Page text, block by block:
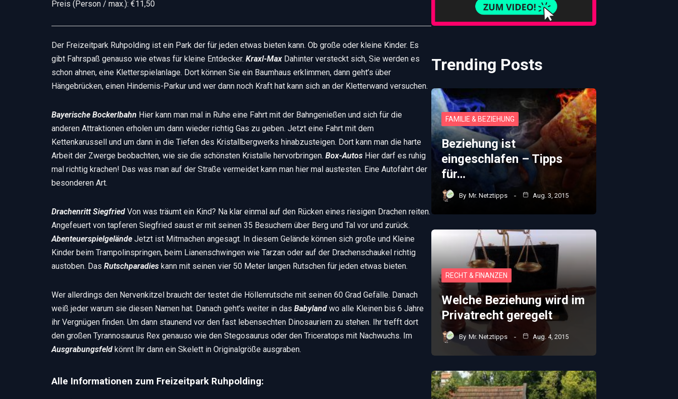
Preis (Person / max.): €11,50
Der Freizeitpark Ruhpolding ist ein Park der für jeden etwas bieten kann. Ob große oder kleine Kinder. Es
gibt Fahrspaß genauso wie etwas für kleine Entdecker. Kraxl-Max Dahinter versteckt sich, Sie werden es
schon ahnen, eine Kletterspielanlage. Dort können Sie ein Baumhaus erklimmen, dann geht’s über
Hängebrücken, einen Hindernis-Parkur und wer dann noch Kraft hat kann sich an der Kletterwand versuchen.
Bayerische Bockerlbahn Hier kann man mal in Ruhe eine Fahrt mit der Bahngenießen und sich für die
anderen Attraktionen erholen um dann wieder richtig Gas zu geben. Jetzt eine Fahrt mit dem
Kettenkarussell und um dann in die Tiefen des Kristallbergwerks hinabzusteigen. Dort kann man die harte
Arbeit der Zwerge beobachten, wie sie die schönsten Kristalle hervorbringen. Box-Autos Hier darf es ruhig
mal richtig krachen! Das was man auf der Straße vermeidet kann man hier mal austesten. Eine Autofahrt der
besonderen Art.
Drachenritt Siegfried Von was träumt ein Kind? Na klar einmal auf den Rücken eines riesigen Drachen reiten.
Angefeuert von tapferen Siegfried saust er mit seinen 35 Besuchern über Berg und Tal vor und zurück.
Abenteuerspielgelände Jetzt ist Mitmachen angesagt. In diesem Gelände können sich große und Kleine
Kinder beim Trampolinspringen, beim Lianenschwingen wie Tarzan oder auf der Drachenschaukel richtig
austoben. Das Rutschparadies kann mit seinen vier 50 Meter langen Rutschen für jeden etwas bieten.
Wer allerdings den Nervenkitzel braucht der testet die Höllenrutsche mit seinen 60 Grad Gefälle. Danach
weiß jeder warum sie diesen Namen hat. Danach geht’s weiter in das Babyland wo alle Kleinen bis 6 Jahre
ihr Vergnügen finden. Um dann staunend vor den fast lebensechten Dinosauriern zu stehen. Ihr trefft dort
den großen Tyrannosaurus Rex genauso wie den Stegosaurus oder den Triceratops mit Nachwuchs. Im
Ausgrabungsfeld könnt Ihr dann ein Skelett in Originalgröße ausgraben.
Alle Informationen zum Freizeitpark Ruhpolding:
Trending Posts
FAMILIE & BEZIEHUNG
Beziehung ist
eingeschlafen – Tipps
für…
By Mr. Netztipps Aug. 3, 2015
RECHT & FINANZEN
Welche Beziehung wird im
Privatrecht geregelt
By Mr. Netztipps Aug. 4, 2015